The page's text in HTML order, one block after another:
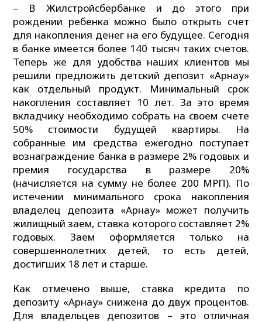
– В Жилстройсбербанке и до этого при
рождении ребенка можно было открыть счет
для накопления денег на его будущее. Сегодня
в банке имеется более 140 тысяч таких счетов.
Теперь же для удобства наших клиентов мы
решили предложить детский депозит «Арнау»
как отдельный продукт. Минимальный срок
накопления составляет 10 лет. За это время
вкладчику необходимо собрать на своем счете
50% стоимости будущей квартиры. На
собранные им средства ежегодно поступает
вознаграждение банка в размере 2% годовых и
премия государства в размере 20%
(начисляется на сумму не более 200 МРП). По
истечении минимального срока накопления
владелец депозита «Арнау» может получить
жилищный заем, ставка которого составляет 2%
годовых. Заем оформляется только на
совершеннолетних детей, то есть детей,
достигших 18 лет и старше.
Как отмечено выше, ставка кредита по
депозиту «Арнау» снижена до двух процентов.
Для владельцев депозитов – это отличная